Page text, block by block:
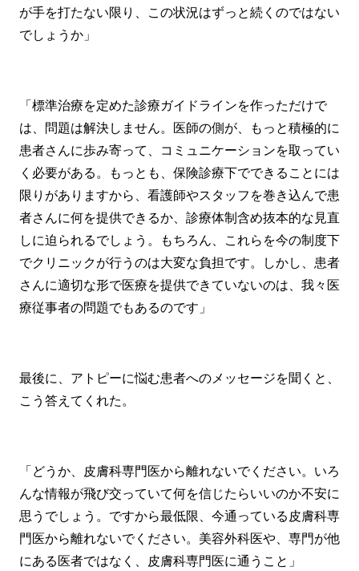
が手を打たない限り、この状況はずっと続くのではない
でしょうか」
「標準治療を定めた診療ガイドラインを作っただけで
は、問題は解決しません。医師の側が、もっと積極的に
患者さんに歩み寄って、コミュニケーションを取ってい
く必要がある。もっとも、保険診療下でできることには
限りがありますから、看護師やスタッフを巻き込んで患
者さんに何を提供できるか、診療体制含め抜本的な見直
しに迫られるでしょう。もちろん、これらを今の制度下
でクリニックが行うのは大変な負担です。しかし、患者
さんに適切な形で医療を提供できていないのは、我々医
療従事者の問題でもあるのです」
最後に、アトピーに悩む患者へのメッセージを聞くと、
こう答えてくれた。
「どうか、皮膚科専門医から離れないでください。いろ
んな情報が飛び交っていて何を信じたらいいのか不安に
思うでしょう。ですから最低限、今通っている皮膚科専
門医から離れないでください。美容外科医や、専門が他
にある医者ではなく、皮膚科専門医に通うこと」